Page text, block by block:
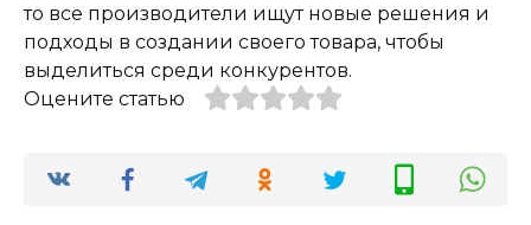
то все производители ищут новые решения и
подходы в создании своего товара, чтобы
выделиться среди конкурентов.
Оцените статью